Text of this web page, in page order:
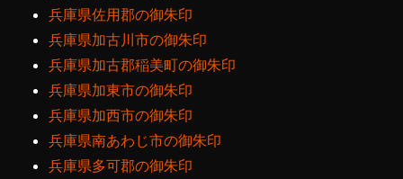
兵庫県佐用郡の御朱印
兵庫県加古川市の御朱印
兵庫県加古郡稲美町の御朱印
兵庫県加東市の御朱印
兵庫県加西市の御朱印
兵庫県南あわじ市の御朱印
兵庫県多可郡の御朱印